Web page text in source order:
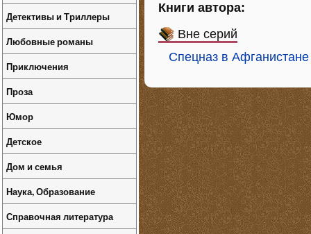
Книги автора:
Вне серий
Спецназ в Афганистане
Детективы и Триллеры
Любовные романы
Приключения
Проза
Юмор
Детское
Дом и семья
Наука, Образование
Справочная литература